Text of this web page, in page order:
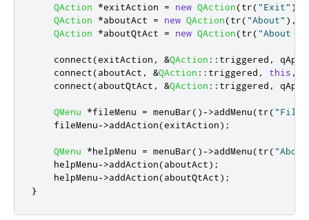
QAction
*exitAction = new QAction(tr("Exit" )
QAction
*aboutAct = new QAction(tr("About" ) ,
QAction
*aboutQtAct = new QAction(tr("About
    connect
(exitAction , &QAction :: triggered , qApp
    connect
(aboutAct , &QAction :: triggered , this ,
    connect
(aboutQtAct , &QAction :: triggered , qApp
QMenu *fileMenu = menuBar()->addMenu(tr("File"
    fileMenu
->addAction(exitAction);
QMenu *helpMenu = menuBar()->addMenu(tr(
    helpMenu
->addAction(aboutAct);
    helpMenu
->addAction(aboutQtAct);
}